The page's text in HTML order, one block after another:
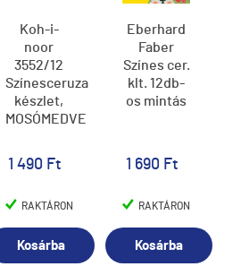
Koh-i-
noor
3552/12
Színesceruza
készlet,
MOSÓMEDVE
1 490 Ft
RAKTÁRON
Kosárba
Eberhard
Faber
Színes cer.
klt. 12db-
os mintás
1 690 Ft
RAKTÁRON
Kosárba